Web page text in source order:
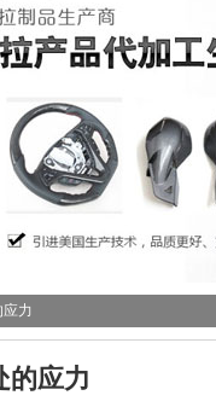
力
的应力